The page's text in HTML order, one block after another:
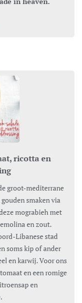
ricotta en
smaken via
mograbieh met
en zout.
Libanese stad
soms kip of ander
en karwij. Voor ons
en een romige
en